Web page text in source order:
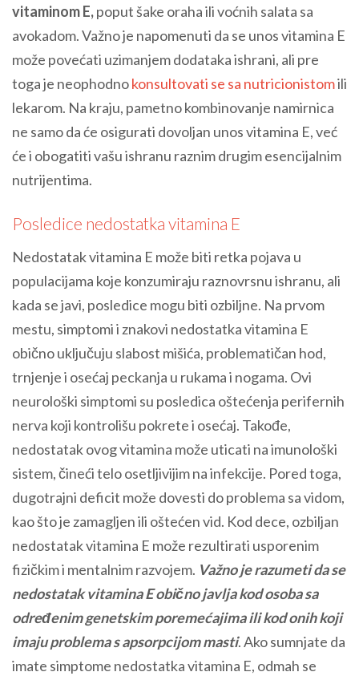
vitaminom E,poput šake oraha ili voćnih salata sa
avokadom. Važno je napomenuti da se unos vitamina E
može povećati uzimanjem dodataka ishrani, ali pre
toga je neophodnokonsultovati se sa nutricionistomili
lekarom. Na kraju, pametno kombinovanje namirnica
ne samo da će osigurati dovoljan unos vitamina E, već
će i obogatiti vašu ishranu raznim drugim esencijalnim
nutrijentima.
Posledice nedostatka vitamina E
Nedostatak vitamina E može biti retka pojava u
populacijama koje konzumiraju raznovrsnu ishranu, ali
kada se javi, posledice mogu biti ozbiljne. Na prvom
mestu, simptomi i znakovi nedostatka vitamina E
obično uključuju slabost mišića, problematičan hod,
trnjenje i osećaj peckanja u rukama i nogama. Ovi
neurološki simptomi su posledica oštećenja perifernih
nerva koji kontrolišu pokrete i osećaj. Takođe,
nedostatak ovog vitamina može uticati na imunološki
sistem, čineći telo osetljivijim na infekcije. Pored toga,
dugotrajni deficit može dovesti do problema sa vidom,
kao što je zamagljen ili oštećen vid. Kod dece, ozbiljan
nedostatak vitamina E može rezultirati usporenim
fizičkim i mentalnim razvojem. Važno je razumeti da se
nedostatak vitamina E obično javlja kod osoba sa
određenim genetskim poremećajima ili kod onih koji
imaju problema s apsorpcijom masti. Ako sumnjate da
imate simptome nedostatka vitamina E, odmah se